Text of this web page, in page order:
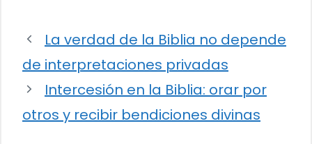
La verdad de la Biblia no depende
de interpretaciones privadas
Intercesión en la Biblia: orar por
otros y recibir bendiciones divinas